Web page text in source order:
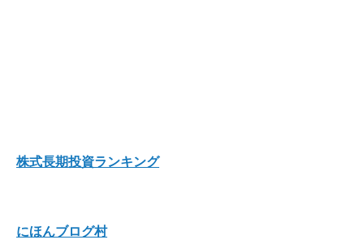
株式長期投資ランキング
にほんブログ村